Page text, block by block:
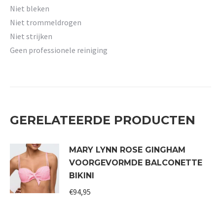
Niet bleken
Niet trommeldrogen
Niet strijken
Geen professionele reiniging
GERELATEERDE PRODUCTEN
MARY LYNN ROSE GINGHAM
VOORGEVORMDE BALCONETTE
BIKINI
€94,95